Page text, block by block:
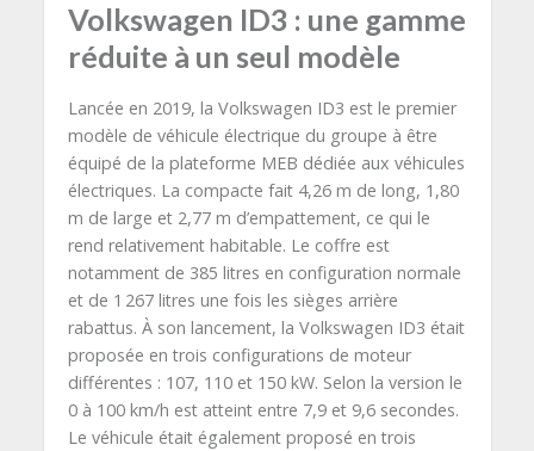
Volkswagen ID3 : une gamme
réduite à un seul modèle
Lancée en 2019, la Volkswagen ID3 est le premier
modèle de véhicule électrique du groupe à être
équipé de la plateforme MEB dédiée aux véhicules
électriques. La compacte fait 4,26 m de long, 1,80
m de large et 2,77 m d’empattement, ce qui le
rend relativement habitable. Le coffre est
notamment de 385 litres en configuration normale
et de 1 267 litres une fois les sièges arrière
rabattus. À son lancement, la Volkswagen ID3 était
proposée en trois configurations de moteur
différentes : 107, 110 et 150 kW. Selon la version le
0 à 100 km/h est atteint entre 7,9 et 9,6 secondes.
Le véhicule était également proposé en trois